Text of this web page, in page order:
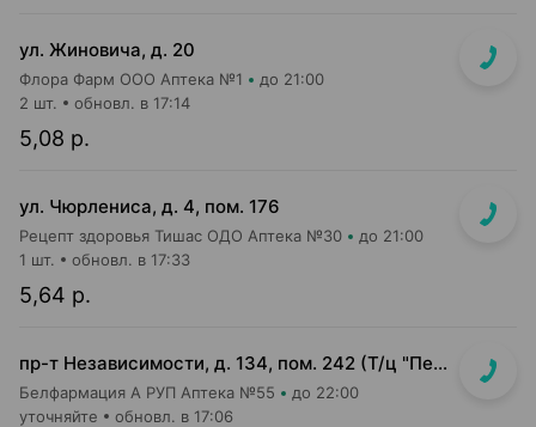
ул. Жиновича, д. 20
Флора Фарм ООО Аптека №1 до 21:00
5,08 р.
2 шт. обновл. в 17:14
ул. Чюрлениса, д. 4, пом. 176
Рецепт здоровья Тишас ОДО Аптека №30 до 21:00
5,64 р.
1 шт. обновл. в 17:33
пр-т Независимости, д. 134, пом. 242 (Т/ц "Першы нацыянальны гандлёвы дом")
Белфармация А РУП Аптека №55 до 22:00
уточняйте обновл. в 17:06